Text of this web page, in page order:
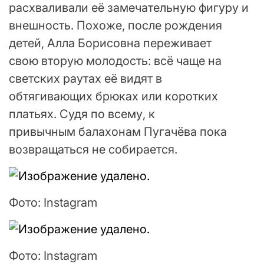
расхваливали её замечательную фигуру и
внешность. Похоже, после рождения
детей, Алла Борисовна переживает
свою вторую молодость: всё чаще на
светских раутах её видят в
обтягивающих брюках или коротких
платьях. Судя по всему, к
привычным балахонам Пугачёва пока
возвращаться не собирается.
Фото: Instagram
Фото: Instagram